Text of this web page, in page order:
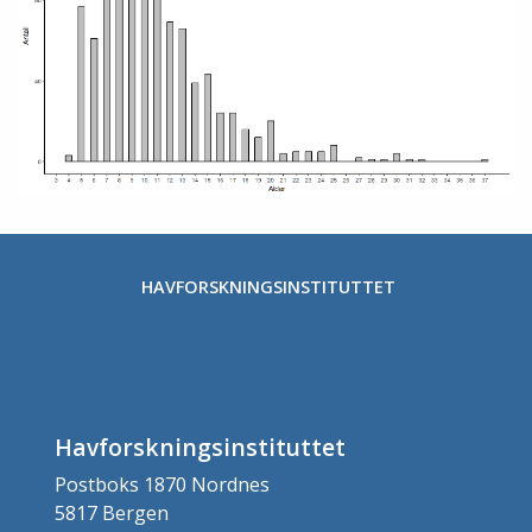
HAVFORSKNINGSINSTITUTTET
Havforskningsinstituttet
Postboks 1870 Nordnes
5817 Bergen